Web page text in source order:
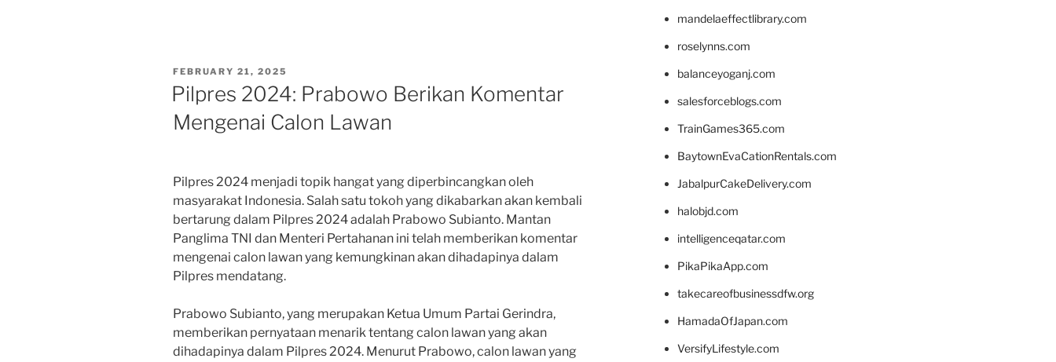
POSTED
ON
FEBRUARY 21, 2025
Pilpres 2024: Prabowo Berikan Komentar
Mengenai Calon Lawan
Pilpres 2024 menjadi topik hangat yang diperbincangkan oleh
masyarakat Indonesia. Salah satu tokoh yang dikabarkan akan kembali
bertarung dalam Pilpres 2024 adalah Prabowo Subianto. Mantan
Panglima TNI dan Menteri Pertahanan ini telah memberikan komentar
mengenai calon lawan yang kemungkinan akan dihadapinya dalam
Pilpres mendatang.
Prabowo Subianto, yang merupakan Ketua Umum Partai Gerindra,
memberikan pernyataan menarik tentang calon lawan yang akan
dihadapinya dalam Pilpres 2024. Menurut Prabowo, calon lawan yang
mandelaeffectlibrary.com
roselynns.com
balanceyoganj.com
salesforceblogs.com
TrainGames365.com
BaytownEvaCationRentals.com
JabalpurCakeDelivery.com
halobjd.com
intelligenceqatar.com
PikaPikaApp.com
takecareofbusinessdfw.org
HamadaOfJapan.com
VersifyLifestyle.com